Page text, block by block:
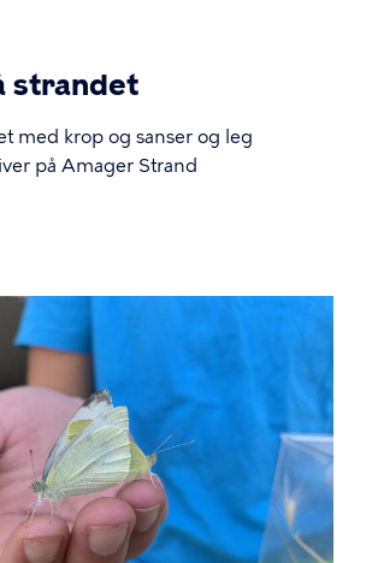
strandet
med krop og sanser og leg
på Amager Strand